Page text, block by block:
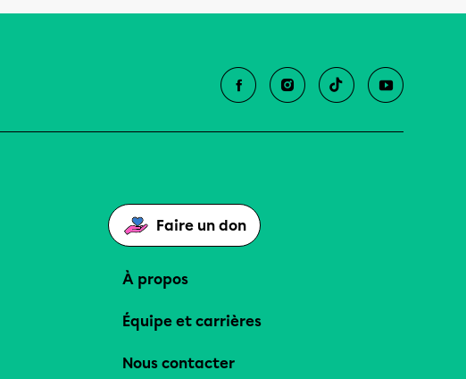
Faire un don
À propos
Équipe et carrières
Nous contacter